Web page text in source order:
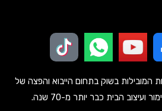
המובילות בשוק בתחום הייבוא והפצה של
ועיצוב הבית כבר יותר מ-70 שנה.